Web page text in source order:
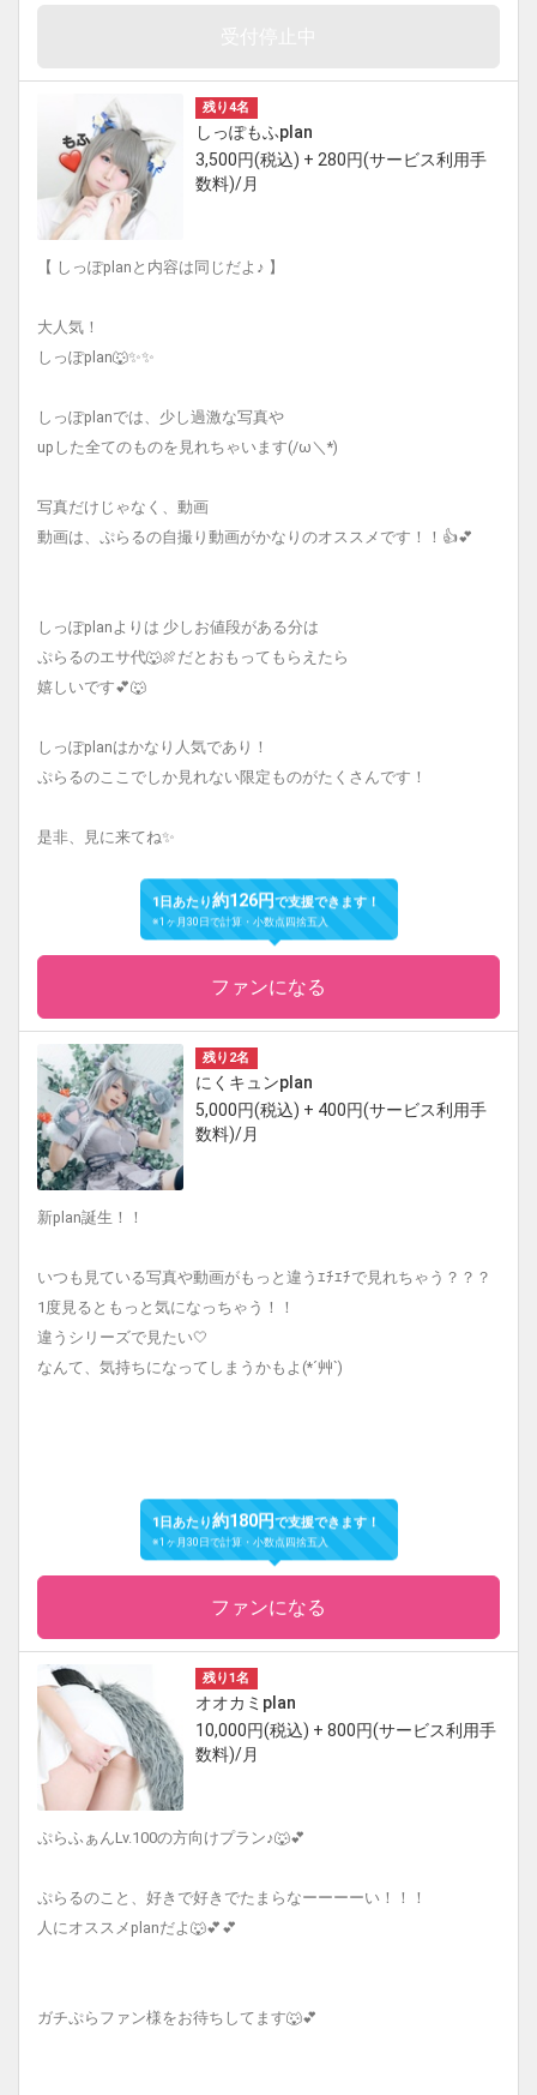
残り4名
しっぽもふplan
3,500円(税込) + 280円(サービス利用手
数料)/月
【 しっぽplanと内容は同じだよ♪ 】
大人気！
しっぽplan🐺✨✨
しっぽplanでは、少し過激な写真や
upした全てのものを見れちゃいます(/ω＼*)
写真だけじゃなく、動画
動画は、ぷらるの自撮り動画がかなりのオススメです！！👍💕
しっぽplanよりは 少しお値段がある分は
ぷらるのエサ代🐺🍖だとおもってもらえたら
嬉しいです💕🐺
しっぽplanはかなり人気であり！
ぷらるのここでしか見れない限定ものがたくさんです！
是非、見に来てね✨
1日あたり約126円で支援できます！
※1ヶ月30日で計算・小数点四捨五入
ファンになる
残り2名
にくキュンplan
5,000円(税込) + 400円(サービス利用手
数料)/月
新plan誕生！！
いつも見ている写真や動画がもっと違うｴﾁｴﾁで見れちゃう？？？
1度見るともっと気になっちゃう！！
違うシリーズで見たい🤍
なんて、気持ちになってしまうかもよ(*´艸`)
1日あたり約180円で支援できます！
※1ヶ月30日で計算・小数点四捨五入
ファンになる
残り1名
オオカミplan
10,000円(税込) + 800円(サービス利用手
数料)/月
ぷらふぁんLv.100の方向けプラン♪🐺💕
ぷらるのこと、好きで好きでたまらなーーーーい！！！
人にオススメplanだよ🐺💕💕
ガチぷらファン様をお待ちしてます🐺💕